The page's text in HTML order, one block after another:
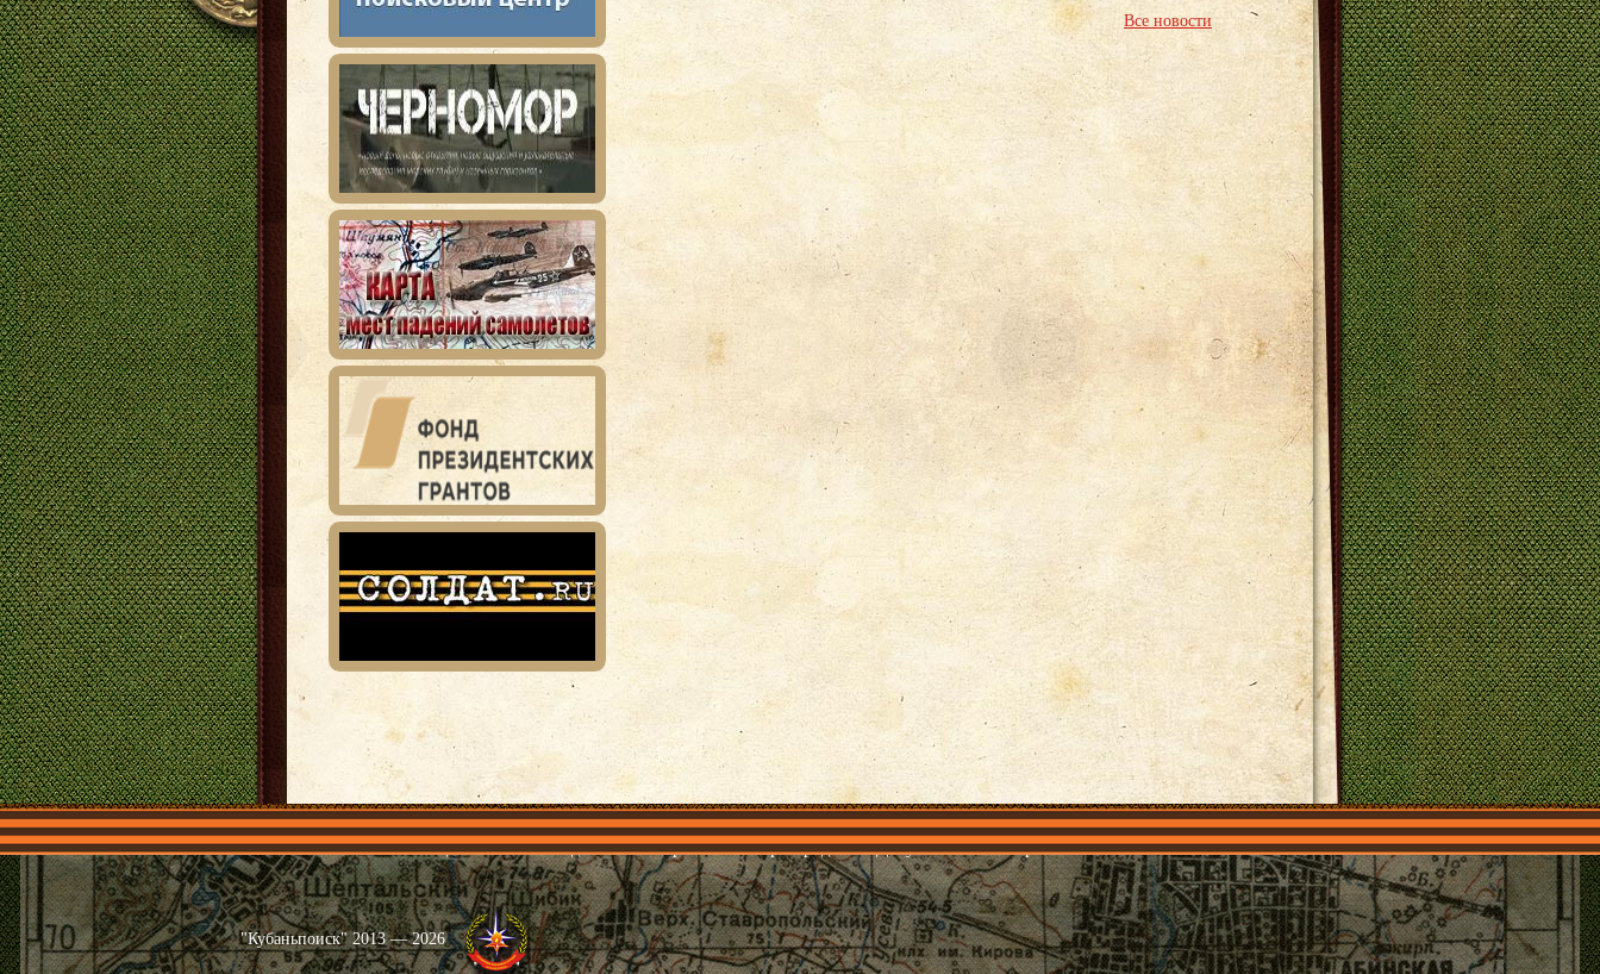
Все новости
Главная Имена Общественные объединения Проекты Герои рядом Документы Галерея О нас
"Кубаньпоиск" 2013 — 2026